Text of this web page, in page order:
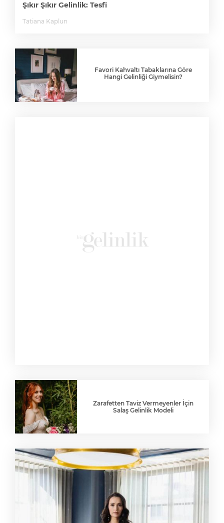
Şıkır Şıkır Gelinlik: Tesfi
Tatiana Kaplun
Favori Kahvaltı Tabaklarına Göre
Hangi Gelinliği Giymelisin?
Zarafetten Taviz Vermeyenler İçin
Salaş Gelinlik Modeli